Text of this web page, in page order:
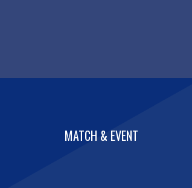
MATCH & EVENT